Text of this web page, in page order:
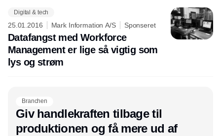
Digital & tech
25.01.2016 Mark Information A/S Sponseret
Datafangst med Workforce
Management er lige så vigtig som
lys og strøm
Branchen
Giv handlekraften tilbage til
produktionen og få mere ud af